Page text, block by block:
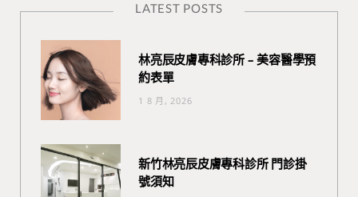
LATEST POSTS
林亮辰皮膚專科診所 – 美容醫學預
約表單
1 8 月, 2026
新竹林亮辰皮膚專科診所 門診掛
號須知